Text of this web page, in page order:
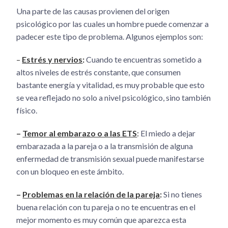
Una parte de las causas provienen del origen
psicológico por las cuales un hombre puede comenzar a
padecer este tipo de problema. Algunos ejemplos son:
– Estrés y nervios:Cuando te encuentras sometido a
altos niveles de estrés constante, que consumen
bastante energía y vitalidad, es muy probable que esto
se vea reflejado no solo a nivel psicológico, sino también
físico.
– Temor al embarazo o a las ETS: El miedo a dejar
embarazada a la pareja o a la transmisión de alguna
enfermedad de transmisión sexual puede manifestarse
con un bloqueo en este ámbito.
– Problemas en la relación de la pareja:Si no tienes
buena relación con tu pareja o no te encuentras en el
mejor momento es muy común que aparezca esta